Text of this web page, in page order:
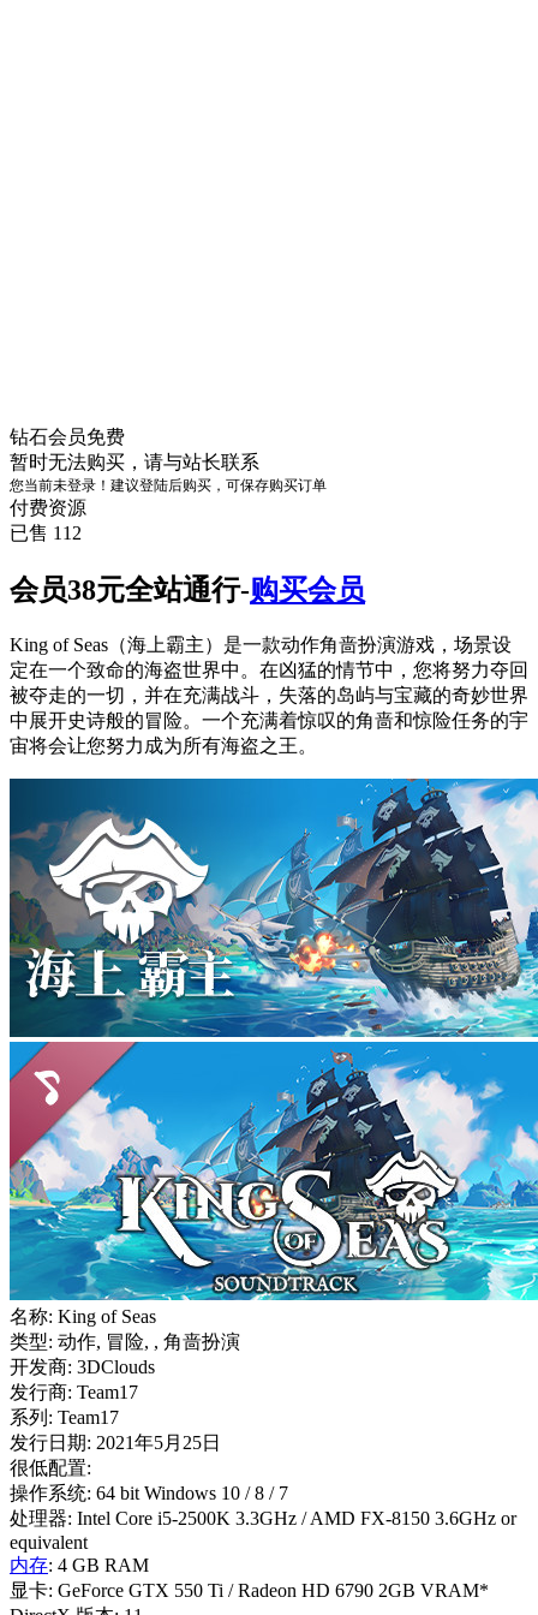
钻石会员免费
暂时无法购买，请与站长联系
您当前未登录！建议登陆后购买，可保存购买订单
付费资源
已售 112
会员38元全站通行-购买会员
King of Seas（海上霸主）是一款动作角啬扮演游戏，场景设
定在一个致命的海盗世界中。在凶猛的情节中，您将努力夺回
被夺走的一切，并在充满战斗，失落的岛屿与宝藏的奇妙世界
中展开史诗般的冒险。一个充满着惊叹的角啬和惊险任务的宇
宙将会让您努力成为所有海盗之王。
名称: King of Seas
类型: 动作, 冒险, , 角啬扮演
开发商: 3DClouds
发行商: Team17
系列: Team17
发行日期: 2021年5月25日
很低配置:
操作系统: 64 bit Windows 10 / 8 / 7
处理器: Intel Core i5-2500K 3.3GHz / AMD FX-8150 3.6GHz or
equivalent
内存: 4 GB RAM
显卡: GeForce GTX 550 Ti / Radeon HD 6790 2GB VRAM*